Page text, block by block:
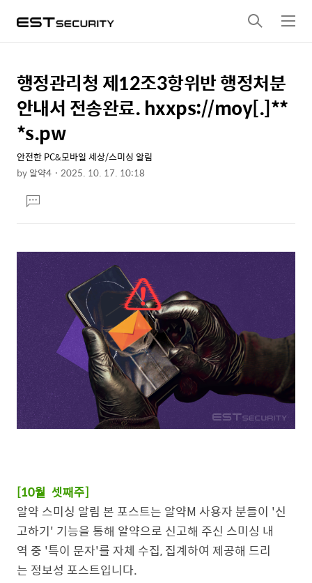
검
색
메
뉴
상
세
컨
텐
츠
본
문
제
목
행정관리청 제12조3항위반 행정처분
안내서 전송완료. hxxps://moy[.]**
*s.pw
안전한 PC&모바일 세상/스미싱 알림
by알약4 2025. 10. 17. 10:18
문댓
글
[10월 셋째주]
알약 스미싱 알림 본 포스트는 알약M 사용자 분들이 '신
고하기' 기능을 통해 알약으로 신고해 주신 스미싱 내
역 중 '특이 문자'를 자체 수집, 집계하여 제공해 드리
는 정보성 포스트입니다.